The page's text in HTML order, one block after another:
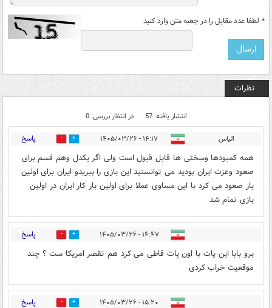
* لطفا عدد مقابل را در جعبه متن وارد کنید
نظرات
انتشار یافته: 57 در انتظار بررسی: 0
الیاس ۱۴:۱۷ - ۱۴۰۵/۰۳/۲۶ 9 پاسخ
همه کمبودها وسختی ها قابل قبول است ولی اگر یکدل وهم قسم برای
صعود وعزت ایران بودید می توانستید این بازی را ببریدو ایران برای اولین
بار صعود می کرد با این مساوی عملا برای اولین بار کار ایران در اولین
بازی تمام شد
۱۴:۴۷ - ۱۴۰۵/۰۳/۲۶ 15 پاسخ
برو بابا این پات با اون پات قاطی می کرد هم تقصر امریکا ست ؟ چند
موقعیت خراب کردی
۱۵:۲۰ - ۱۴۰۵/۰۳/۲۶ 13 پاسخ